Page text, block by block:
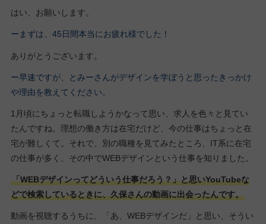
はい、お願いします。
ーまずは、45日間本当にお疲れ様でした！
ありがとうございます。
ー早速ですが、とみーさんがデザインを学ぼうと思ったきっかけ
や理由を教えてください。
1月頃にちょっと転職しようかなって思い、求人を色々と見てい
たんですね。理想の働き方は在宅だけど、今の仕事はちょっと在
宅が難しくて。それで、別の職種を見てみたところ、IT系に在宅
の仕事が多く、その中でWEBデザインという仕事を知りました。
「WEBデザインってどういう仕事だろう？」と思いYouTubeな
どで検索しているときに、久保さんの動画に出会ったんです。
動画を視聴するうちに、「あ、WEBデザインだ」と思い、そうい